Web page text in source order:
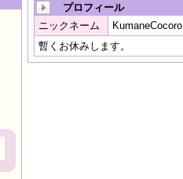
プロフィール
ニックネーム
KumaneCocoro
暫くお休みします。